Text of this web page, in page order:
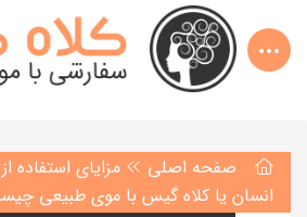
صفحه اصلی
مزایای استفاده
انسان یا کلاه گیس با موی طبیعی